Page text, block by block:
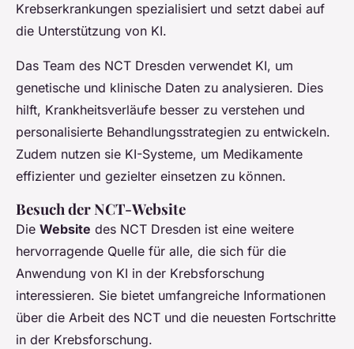
Krebserkrankungen spezialisiert und setzt dabei auf
die Unterstützung von KI.
Das Team des NCT Dresden verwendet KI, um
genetische und klinische Daten zu analysieren. Dies
hilft, Krankheitsverläufe besser zu verstehen und
personalisierte Behandlungsstrategien zu entwickeln.
Zudem nutzen sie KI-Systeme, um Medikamente
effizienter und gezielter einsetzen zu können.
Besuch der NCT-Website
Die Website des NCT Dresden ist eine weitere
hervorragende Quelle für alle, die sich für die
Anwendung von KI in der Krebsforschung
interessieren. Sie bietet umfangreiche Informationen
über die Arbeit des NCT und die neuesten Fortschritte
in der Krebsforschung.